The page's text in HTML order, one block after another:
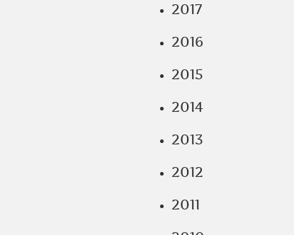
2017
2016
2015
2014
2013
2012
2011